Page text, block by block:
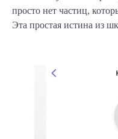
просто нет частиц,
Эта простая истина из